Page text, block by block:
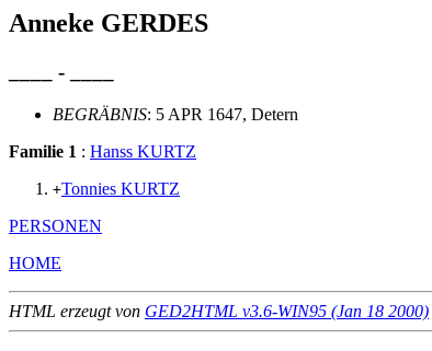
Anneke GERDES
____ - ____
BEGRÄBNIS: 5 APR 1647, Detern
Familie 1 : Hanss KURTZ
+Tonnies KURTZ
PERSONEN
HOME
HTML erzeugt von GED2HTML v3.6-WIN95 (Jan 18 2000)